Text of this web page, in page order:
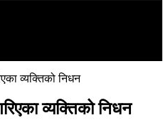
व्यक्तिको निधन
व्यक्तिको निधन